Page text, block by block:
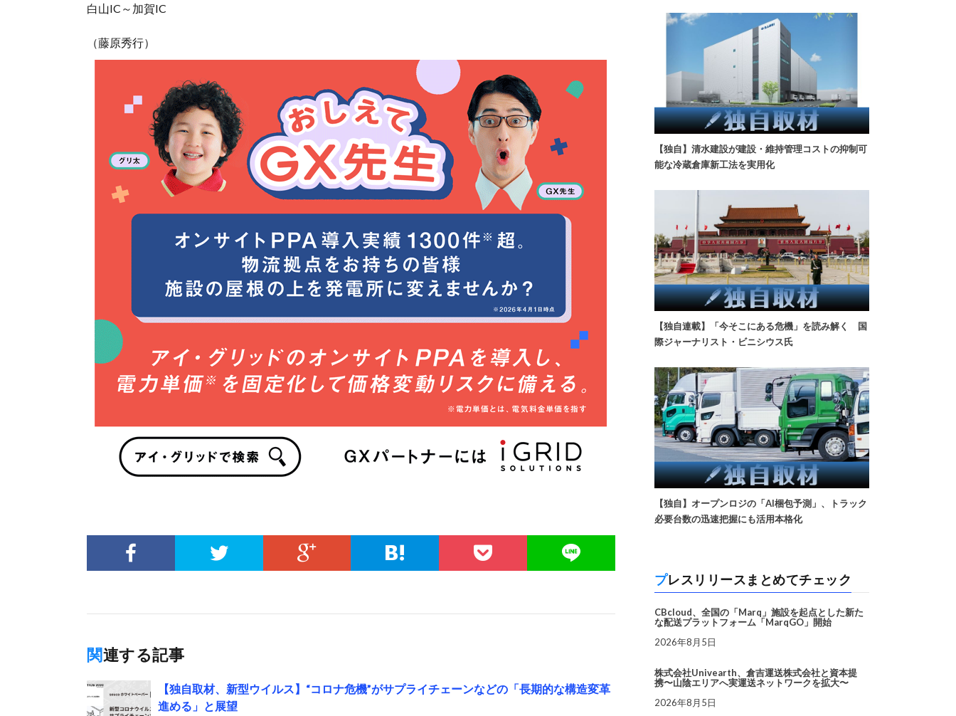
白山IC～加賀IC
（藤原秀行）
関連する記事
【独自取材、新型ウイルス】“コロナ危機”がサプライチェーンなどの「長期的な構造変革
進める」と展望
【独自】清水建設が建設・維持管理コストの抑制可
能な冷蔵倉庫新工法を実用化
【独自連載】「今そこにある危機」を読み解く 国
際ジャーナリスト・ビニシウス氏
【独自】オープンロジの「AI梱包予測」、トラック
必要台数の迅速把握にも活用本格化
プレスリリースまとめてチェック
CBcloud、全国の「Marq」施設を起点とした新た
な配送プラットフォーム「MarqGO」開始
2026年8月5日
株式会社Univearth、倉吉運送株式会社と資本提
携〜山陰エリアへ実運送ネットワークを拡大〜
2026年8月5日